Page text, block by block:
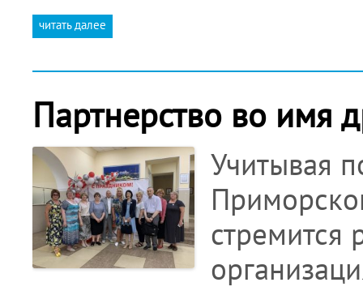
читать далее
Партнерство во имя
Учитывая
стремится